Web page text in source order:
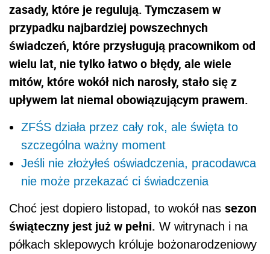
zasady, które je regulują. Tymczasem w
przypadku najbardziej powszechnych
świadczeń, które przysługują pracownikom od
wielu lat, nie tylko łatwo o błędy, ale wiele
mitów, które wokół nich narosły, stało się z
upływem lat niemal obowiązującym prawem.
ZFŚS działa przez cały rok, ale święta to
szczególna ważny moment
Jeśli nie złożyłeś oświadczenia, pracodawca
nie może przekazać ci świadczenia
Choć jest dopiero listopad, to wokół nas sezon
świąteczny jest już w pełni. W witrynach i na
półkach sklepowych króluje bożonarodzeniowy